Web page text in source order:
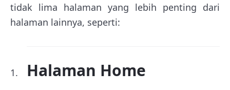
tidak lima halaman yang lebih penting dari
halaman lainnya, seperti:
Halaman Home